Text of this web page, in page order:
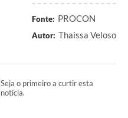
Fonte: PROCON
Autor: Thaissa Veloso
Seja o primeiro a curtir esta
notícia.